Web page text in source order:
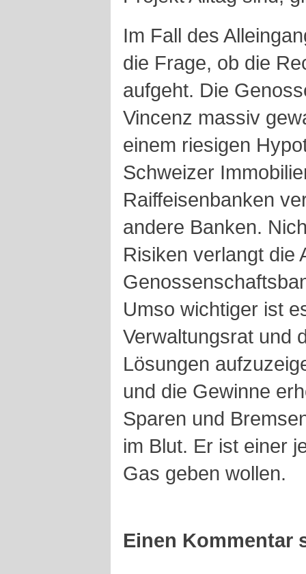
Im Fall des
die Frage, ob die
aufgeht. Die
Vincenz massiv
einem riesigen
Schweizer
Raiffeisenbanken
andere Banken.
Risiken verlangt die
Umso wichtiger ist
Verwaltungsrat und
Lösungen
und die Gewinne
Sparen und
im Blut. Er ist einer
Gas geben wollen.
Einen Kommentar